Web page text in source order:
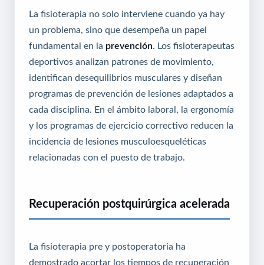
La fisioterapia no solo interviene cuando ya hay
un problema, sino que desempeña un papel
fundamental en la prevención. Los fisioterapeutas
deportivos analizan patrones de movimiento,
identifican desequilibrios musculares y diseñan
programas de prevención de lesiones adaptados a
cada disciplina. En el ámbito laboral, la ergonomía
y los programas de ejercicio correctivo reducen la
incidencia de lesiones musculoesqueléticas
relacionadas con el puesto de trabajo.
Recuperación postquirúrgica acelerada
La fisioterapia pre y postoperatoria ha
demostrado acortar los tiempos de recuperación